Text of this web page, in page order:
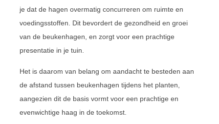
je dat de hagen overmatig concurreren om ruimte en
voedingsstoffen. Dit bevordert de gezondheid en groei
van de beukenhagen, en zorgt voor een prachtige
presentatie in je tuin.
Het is daarom van belang om aandacht te besteden aan
de afstand tussen beukenhagen tijdens het planten,
aangezien dit de basis vormt voor een prachtige en
evenwichtige haag in de toekomst.